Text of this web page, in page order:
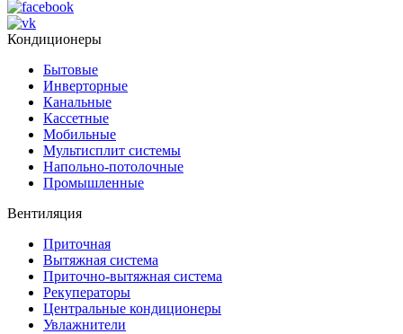
Кондиционеры
Бытовые
Инверторные
Канальные
Кассетные
Мобильные
Мультисплит системы
Напольно-потолочные
Промышленные
Вентиляция
Приточная
Вытяжная система
Приточно-вытяжная система
Рекуператоры
Центральные кондиционеры
Увлажнители